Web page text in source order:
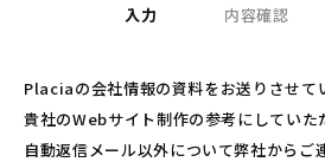
入力 内容確認
Placiaの会社情報の資料をお送りさせて
貴社のWebサイト制作の参考にしていた
自動返信メール以外について弊社からご